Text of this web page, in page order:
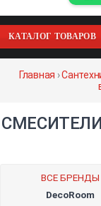
КАТАЛОГ ТОВАРОВ
Главная ›
ВСЕ БРЕНДЫ
DecoRoom